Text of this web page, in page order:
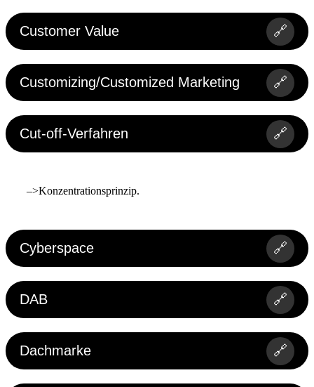
Customer Value 🔗
Customizing/Customized Marketing 🔗
Cut-off-Verfahren 🔗
–>Konzentrationsprinzip.
Cyberspace 🔗
DAB 🔗
Dachmarke 🔗